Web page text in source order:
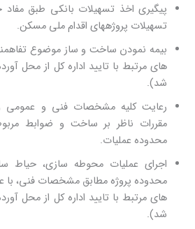
پیگیری اخذ تسهیلات بانکی طبق مفاد
تسهیلات پروژههای اقدام ملی مسکن.
بیمه نمودن ساخت و ساز موضوع
های مرتبط با تایید اداره کل از محل
شد).
رعایت کلیه مشخصات فنی و عمومی
مقررات ناظر بر ساخت و ضوابط
محدوده عملیات.
اجرای عملیات محوطه سازی، حیاط
محدوده پروژه مطابق مشخصات فنی، با
های مرتبط با تایید اداره کل از محل
شد).